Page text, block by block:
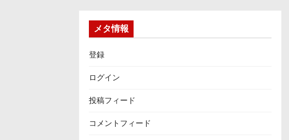
メタ情報
登録
ログイン
投稿フィード
コメントフィード